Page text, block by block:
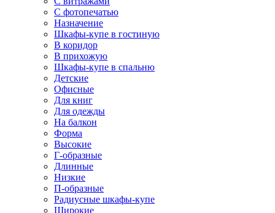
С фотопечатью
Назначение
Шкафы-купе в гостиную
В коридор
В прихожую
Шкафы-купе в спальню
Детские
Офисные
Для книг
Для одежды
На балкон
Форма
Высокие
Г-образные
Длинные
Низкие
П-образные
Радиусные шкафы-купе
Широкие